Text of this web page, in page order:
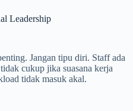
Leadership
Jangan tipu diri. Staff ada
cukup jika suasana kerja
tidak masuk akal.